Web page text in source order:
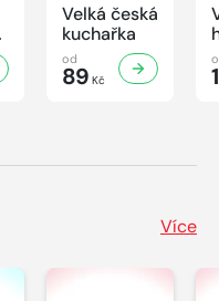
Velká česká
kuchařka
od
89 Kč
Více